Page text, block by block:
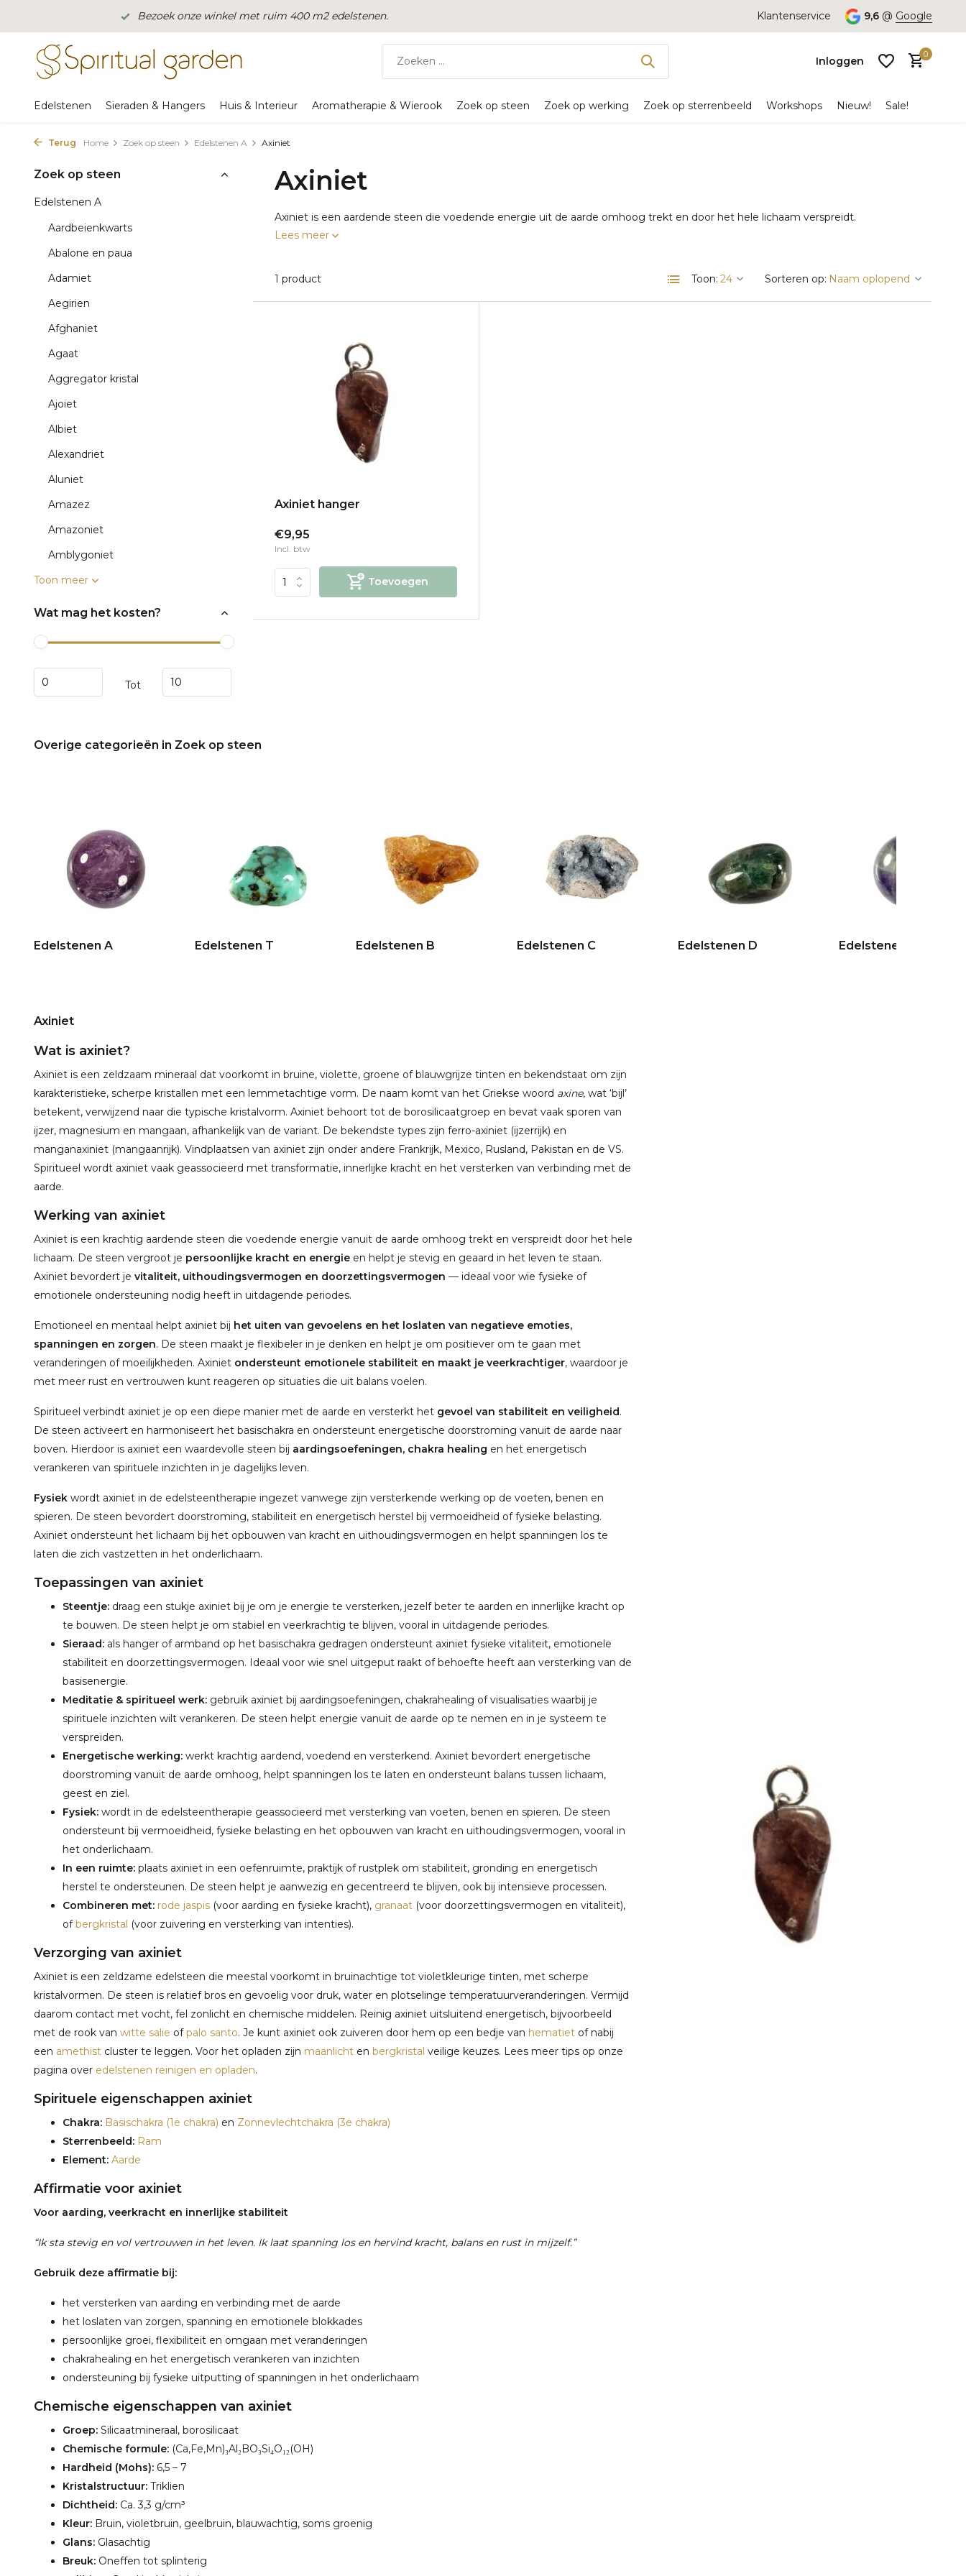
Bezoek onze winkel met ruim 400 m2 edelstenen. Klantenservice 9,6 @ Google
Inloggen
0
Edelstenen Sieraden & Hangers Huis & Interieur Aromatherapie & Wierook Zoek op steen Zoek op werking Zoek op sterrenbeeld Workshops Nieuw! Sale!
Terug Home Zoek op steen Edelstenen A Axiniet
Zoek op steen
Edelstenen A
Aardbeienkwarts
Abalone en paua
Adamiet
Aegirien
Afghaniet
Agaat
Aggregator kristal
Ajoiet
Albiet
Alexandriet
Aluniet
Amazez
Amazoniet
Amblygoniet
Toon meer
Wat mag het kosten?
Tot
Axiniet
Axiniet is een aardende steen die voedende energie uit de aarde omhoog trekt en door het hele lichaam verspreidt.
Lees meer
1 product Toon: Sorteren op:
Axiniet hanger
€9,95
Incl. btw
Toevoegen
Overige categorieën in Zoek op steen
Edelstenen A Edelstenen T Edelstenen B Edelstenen C Edelstenen D Edelstenen E + F
Axiniet
Wat is axiniet?
Axiniet is een zeldzaam mineraal dat voorkomt in bruine, violette, groene of blauwgrijze tinten en bekendstaat om zijn
karakteristieke, scherpe kristallen met een lemmetachtige vorm. De naam komt van het Griekse woord axine, wat ‘bijl’
betekent, verwijzend naar die typische kristalvorm. Axiniet behoort tot de borosilicaatgroep en bevat vaak sporen van
ijzer, magnesium en mangaan, afhankelijk van de variant. De bekendste types zijn ferro-axiniet (ijzerrijk) en
manganaxiniet (mangaanrijk). Vindplaatsen van axiniet zijn onder andere Frankrijk, Mexico, Rusland, Pakistan en de VS.
Spiritueel wordt axiniet vaak geassocieerd met transformatie, innerlijke kracht en het versterken van verbinding met de
aarde.
Werking van axiniet
Axiniet is een krachtig aardende steen die voedende energie vanuit de aarde omhoog trekt en verspreidt door het hele
lichaam. De steen vergroot je persoonlijke kracht en energie en helpt je stevig en geaard in het leven te staan.
Axiniet bevordert je vitaliteit, uithoudingsvermogen en doorzettingsvermogen — ideaal voor wie fysieke of
emotionele ondersteuning nodig heeft in uitdagende periodes.
Emotioneel en mentaal helpt axiniet bij het uiten van gevoelens en het loslaten van negatieve emoties,
spanningen en zorgen. De steen maakt je flexibeler in je denken en helpt je om positiever om te gaan met
veranderingen of moeilijkheden. Axiniet ondersteunt emotionele stabiliteit en maakt je veerkrachtiger, waardoor je
met meer rust en vertrouwen kunt reageren op situaties die uit balans voelen.
Spiritueel verbindt axiniet je op een diepe manier met de aarde en versterkt het gevoel van stabiliteit en veiligheid.
De steen activeert en harmoniseert het basischakra en ondersteunt energetische doorstroming vanuit de aarde naar
boven. Hierdoor is axiniet een waardevolle steen bij aardingsoefeningen, chakra healing en het energetisch
verankeren van spirituele inzichten in je dagelijks leven.
Fysiek wordt axiniet in de edelsteentherapie ingezet vanwege zijn versterkende werking op de voeten, benen en
spieren. De steen bevordert doorstroming, stabiliteit en energetisch herstel bij vermoeidheid of fysieke belasting.
Axiniet ondersteunt het lichaam bij het opbouwen van kracht en uithoudingsvermogen en helpt spanningen los te
laten die zich vastzetten in het onderlichaam.
Toepassingen van axiniet
Steentje: draag een stukje axiniet bij je om je energie te versterken, jezelf beter te aarden en innerlijke kracht op
te bouwen. De steen helpt je om stabiel en veerkrachtig te blijven, vooral in uitdagende periodes.
Sieraad: als hanger of armband op het basischakra gedragen ondersteunt axiniet fysieke vitaliteit, emotionele
stabiliteit en doorzettingsvermogen. Ideaal voor wie snel uitgeput raakt of behoefte heeft aan versterking van de
basisenergie.
Meditatie & spiritueel werk: gebruik axiniet bij aardingsoefeningen, chakrahealing of visualisaties waarbij je
spirituele inzichten wilt verankeren. De steen helpt energie vanuit de aarde op te nemen en in je systeem te
verspreiden.
Energetische werking: werkt krachtig aardend, voedend en versterkend. Axiniet bevordert energetische
doorstroming vanuit de aarde omhoog, helpt spanningen los te laten en ondersteunt balans tussen lichaam,
geest en ziel.
Fysiek: wordt in de edelsteentherapie geassocieerd met versterking van voeten, benen en spieren. De steen
ondersteunt bij vermoeidheid, fysieke belasting en het opbouwen van kracht en uithoudingsvermogen, vooral in
het onderlichaam.
In een ruimte: plaats axiniet in een oefenruimte, praktijk of rustplek om stabiliteit, gronding en energetisch
herstel te ondersteunen. De steen helpt je aanwezig en gecentreerd te blijven, ook bij intensieve processen.
Combineren met: rode jaspis (voor aarding en fysieke kracht), granaat (voor doorzettingsvermogen en vitaliteit),
ofbergkristal (voor zuivering en versterking van intenties).
Verzorging van axiniet
Axiniet is een zeldzame edelsteen die meestal voorkomt in bruinachtige tot violetkleurige tinten, met scherpe
kristalvormen. De steen is relatief bros en gevoelig voor druk, water en plotselinge temperatuurveranderingen. Vermijd
daarom contact met vocht, fel zonlicht en chemische middelen. Reinig axiniet uitsluitend energetisch, bijvoorbeeld
met de rook van witte salie ofpalo santo. Je kunt axiniet ook zuiveren door hem op een bedje van hematiet of nabij
een amethist cluster te leggen. Voor het opladen zijn maanlicht en bergkristal veilige keuzes. Lees meer tips op onze
pagina over edelstenen reinigen en opladen.
Spirituele eigenschappen axiniet
Chakra: Basischakra (1e chakra) en Zonnevlechtchakra (3e chakra)
Sterrenbeeld: Ram
Element: Aarde
Affirmatie voor axiniet
Voor aarding, veerkracht en innerlijke stabiliteit
“Ik sta stevig en vol vertrouwen in het leven. Ik laat spanning los en hervind kracht, balans en rust in mijzelf.”
Gebruik deze affirmatie bij:
het versterken van aarding en verbinding met de aarde
het loslaten van zorgen, spanning en emotionele blokkades
persoonlijke groei, flexibiliteit en omgaan met veranderingen
chakrahealing en het energetisch verankeren van inzichten
ondersteuning bij fysieke uitputting of spanningen in het onderlichaam
Chemische eigenschappen van axiniet
Groep: Silicaatmineraal, borosilicaat
Chemische formule: (Ca,Fe,Mn)₃Al₂BO₃Si₄O₁₂(OH)
Hardheid (Mohs): 6,5 – 7
Kristalstructuur: Triklien
Dichtheid: Ca. 3,3 g/cm³
Kleur: Bruin, violetbruin, geelbruin, blauwachtig, soms groenig
Glans: Glasachtig
Breuk: Oneffen tot splinterig